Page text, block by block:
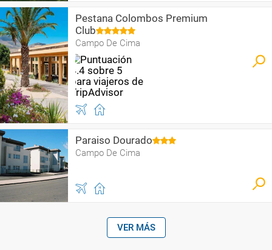
Pestana Colombos Premium
Club
Campo De Cima
Paraiso Dourado
Campo De Cima
VER MÁS